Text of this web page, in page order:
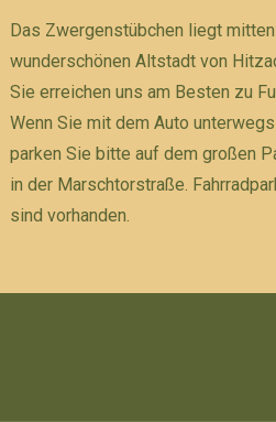
Das Zwergenstübchen liegt
wunderschönen Altstadt von
Sie erreichen uns am Besten zu
Wenn Sie mit dem Auto
parken Sie bitte auf dem großen
in der Marschtorstraße.
sind vorhanden.